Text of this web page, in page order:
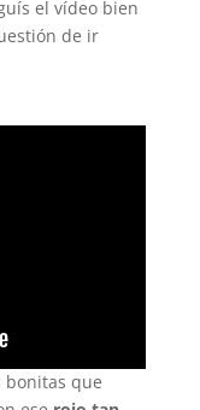
el vídeo bien
de ir
bonitas que